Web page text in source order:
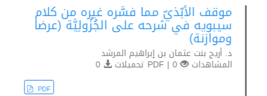
موقف الأبّذيّ مما فسَّره غيره من كلام
سيبويه في شرحه على الجُزُولِيَّة (عرضا
وموازنة)
د. أريج بنت عثمان بن إبراهيم المرشد
المشاهدات 0 | PDF تحميلات
PDF